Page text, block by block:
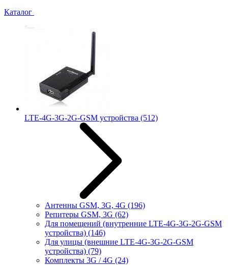
Каталог
LTE-4G-3G-2G-GSM устройства (512)
Антенны GSM, 3G, 4G (196)
Репитеры GSM, 3G (62)
Для помещений (внутренние LTE-4G-3G-2G-GSM
устройства) (146)
Для улицы (внешние LTE-4G-3G-2G-GSM
устройства) (79)
Комплекты 3G / 4G (24)